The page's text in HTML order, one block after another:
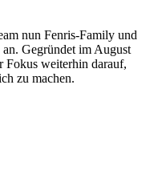
nun Fenris-Family und
Gegründet im August
Fokus weiterhin darauf,
zu machen.